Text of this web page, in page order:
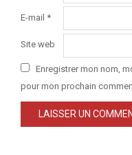
E-mail *
Site web
Enregistrer mon nom,
pour mon prochain